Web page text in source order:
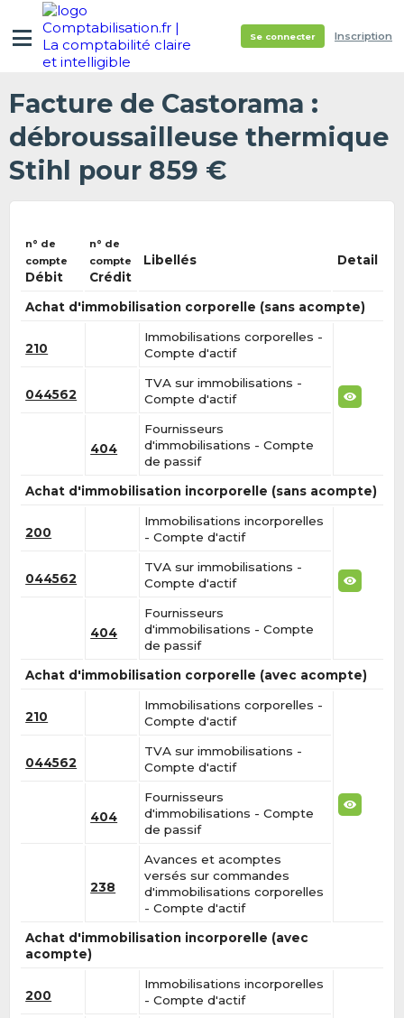
Se connecter Inscription
Facture de Castorama :
débroussailleuse thermique
Stihl pour 859 €
n° de
compte
Débit
n° de
compte
Crédit
Libellés Detail
Achat d'immobilisation corporelle (sans acompte)
210
Immobilisations corporelles -
Compte d'actif
044562
TVA sur immobilisations -
Compte d'actif
404
Fournisseurs
d'immobilisations - Compte
de passif
Achat d'immobilisation incorporelle (sans acompte)
200
Immobilisations incorporelles
- Compte d'actif
044562
TVA sur immobilisations -
Compte d'actif
404
Fournisseurs
d'immobilisations - Compte
de passif
Achat d'immobilisation corporelle (avec acompte)
210
Immobilisations corporelles -
Compte d'actif
044562
TVA sur immobilisations -
Compte d'actif
404
Fournisseurs
d'immobilisations - Compte
de passif
238
Avances et acomptes
versés sur commandes
d'immobilisations corporelles
- Compte d'actif
Achat d'immobilisation incorporelle (avec
acompte)
200
Immobilisations incorporelles
- Compte d'actif